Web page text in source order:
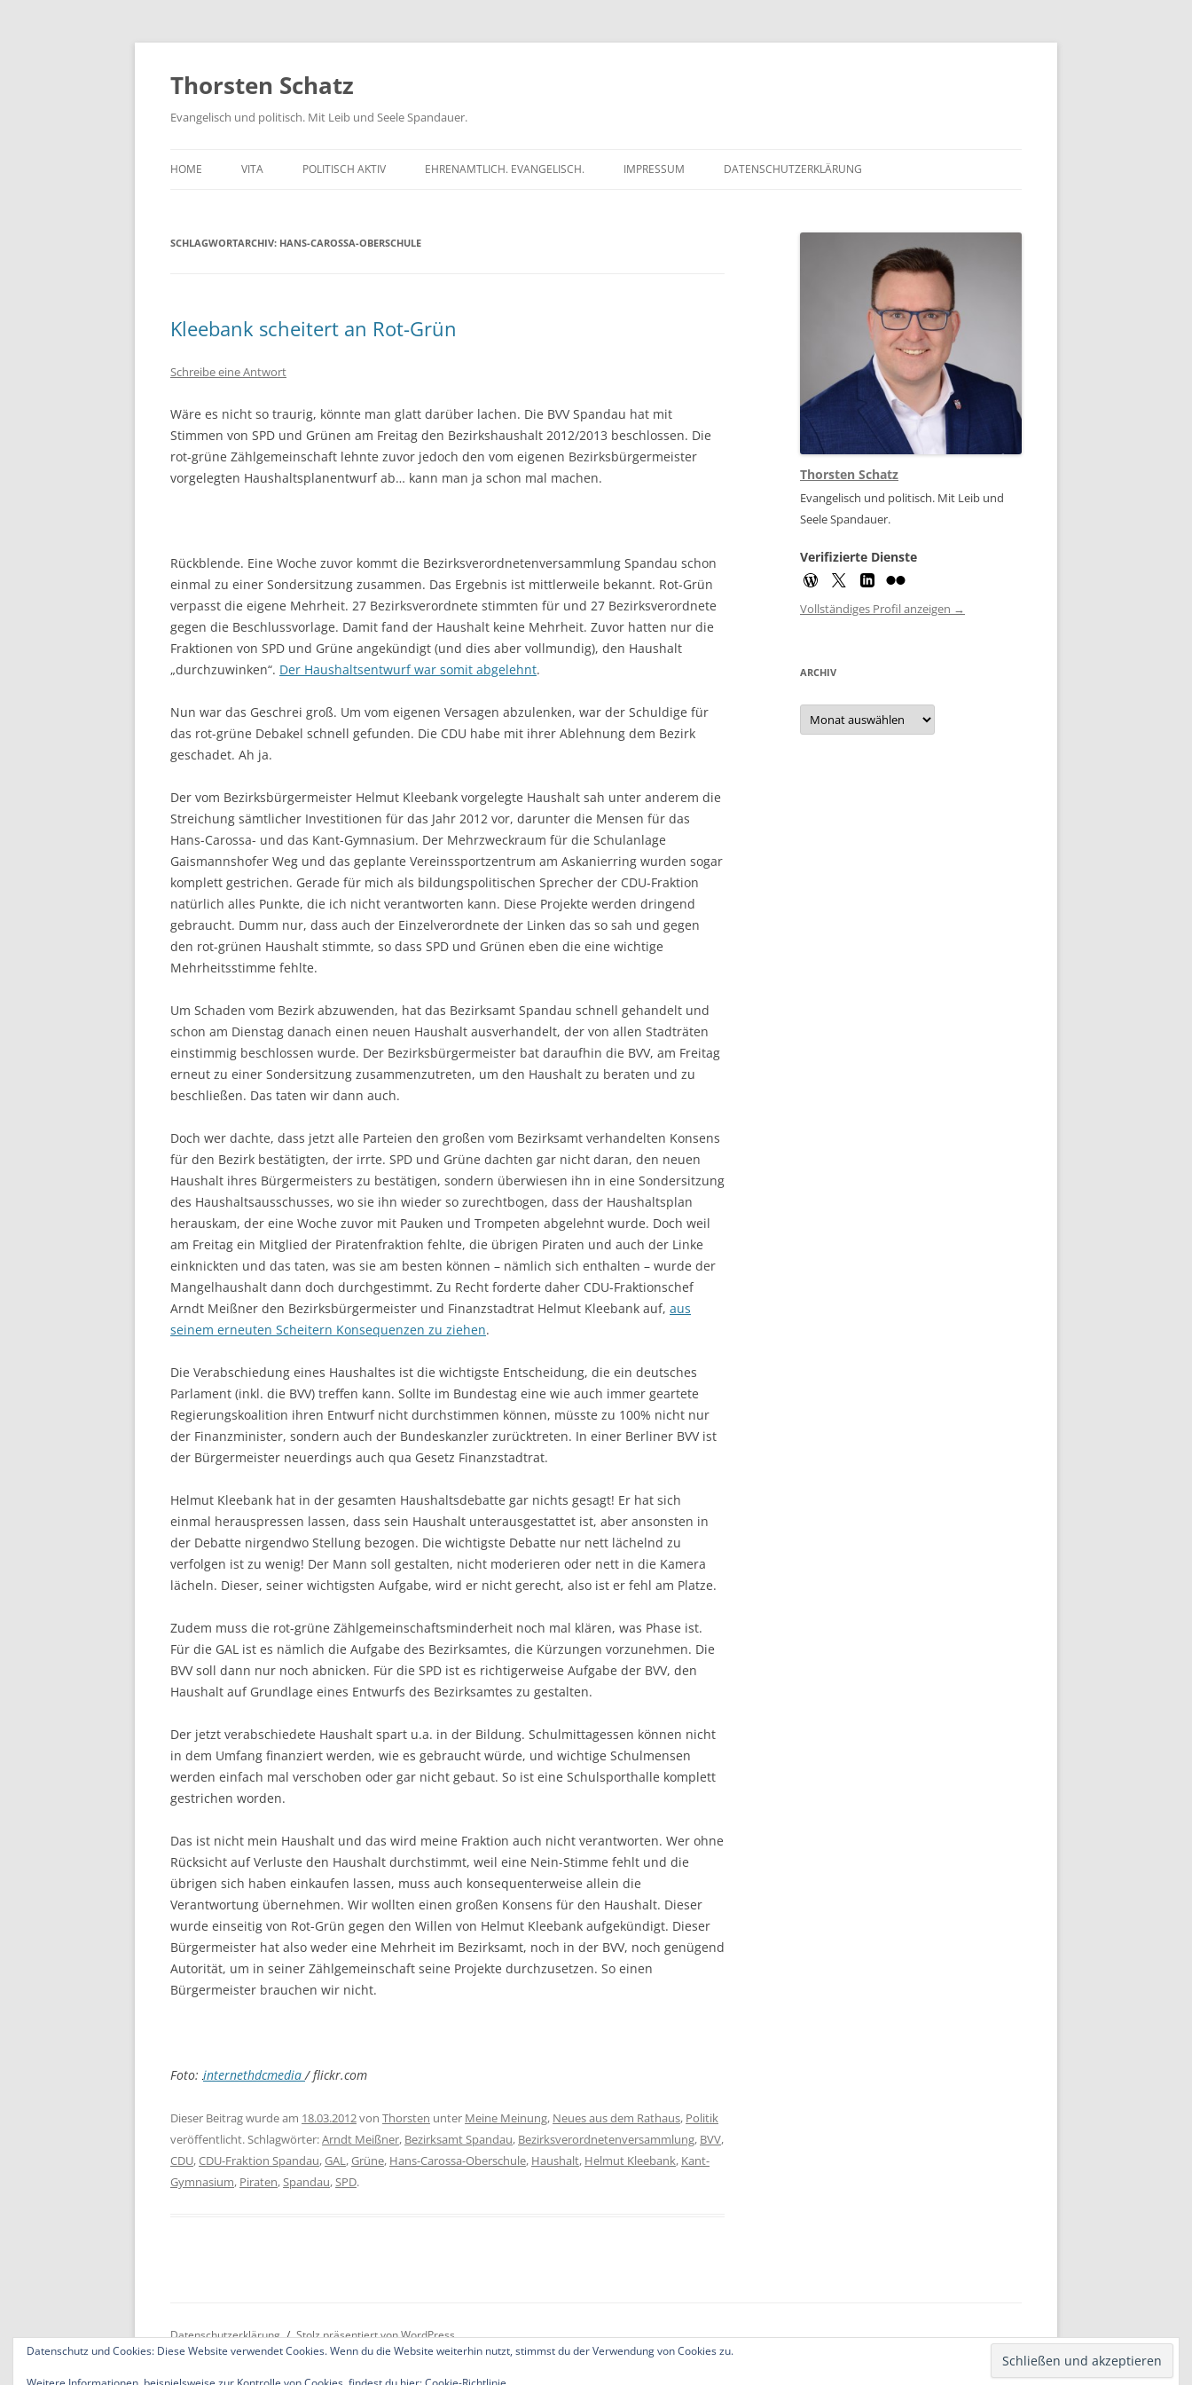
Zum
springen
Thorsten Schatz
Evangelisch und politisch. Mit Leib und Seele Spandauer.
HOME VITA POLITISCH AKTIV
SCHRIFTLICHE ANFRAGEN
EHRENAMTLICH. EVANGELISCH. IMPRESSUM DATENSCHUTZERKLÄRUNG
SCHLAGWORTARCHIV: HANS-CAROSSA-OBERSCHULE
Kleebank scheitert an Rot-Grün
Schreibe eine Antwort
Wäre es nicht so traurig, könnte man glatt darüber lachen. Die BVV Spandau hat mit
Stimmen von SPD und Grünen am Freitag den Bezirkshaushalt 2012/2013 beschlossen. Die
rot-grüne Zählgemeinschaft lehnte zuvor jedoch den vom eigenen Bezirksbürgermeister
vorgelegten Haushaltsplanentwurf ab… kann man ja schon mal machen.
Rückblende. Eine Woche zuvor kommt die Bezirksverordnetenversammlung Spandau schon
einmal zu einer Sondersitzung zusammen. Das Ergebnis ist mittlerweile bekannt. Rot-Grün
verpasst die eigene Mehrheit. 27 Bezirksverordnete stimmten für und 27 Bezirksverordnete
gegen die Beschlussvorlage. Damit fand der Haushalt keine Mehrheit. Zuvor hatten nur die
Fraktionen von SPD und Grüne angekündigt (und dies aber vollmundig), den Haushalt
„durchzuwinken“. Der Haushaltsentwurf war somit abgelehnt.
Nun war das Geschrei groß. Um vom eigenen Versagen abzulenken, war der Schuldige für
das rot-grüne Debakel schnell gefunden. Die CDU habe mit ihrer Ablehnung dem Bezirk
geschadet. Ah ja.
Der vom Bezirksbürgermeister Helmut Kleebank vorgelegte Haushalt sah unter anderem die
Streichung sämtlicher Investitionen für das Jahr 2012 vor, darunter die Mensen für das
Hans-Carossa- und das Kant-Gymnasium. Der Mehrzweckraum für die Schulanlage
Gaismannshofer Weg und das geplante Vereinssportzentrum am Askanierring wurden sogar
komplett gestrichen. Gerade für mich als bildungspolitischen Sprecher der CDU-Fraktion
natürlich alles Punkte, die ich nicht verantworten kann. Diese Projekte werden dringend
gebraucht. Dumm nur, dass auch der Einzelverordnete der Linken das so sah und gegen
den rot-grünen Haushalt stimmte, so dass SPD und Grünen eben die eine wichtige
Mehrheitsstimme fehlte.
Um Schaden vom Bezirk abzuwenden, hat das Bezirksamt Spandau schnell gehandelt und
schon am Dienstag danach einen neuen Haushalt ausverhandelt, der von allen Stadträten
einstimmig beschlossen wurde. Der Bezirksbürgermeister bat daraufhin die BVV, am Freitag
erneut zu einer Sondersitzung zusammenzutreten, um den Haushalt zu beraten und zu
beschließen. Das taten wir dann auch.
Doch wer dachte, dass jetzt alle Parteien den großen vom Bezirksamt verhandelten Konsens
für den Bezirk bestätigten, der irrte. SPD und Grüne dachten gar nicht daran, den neuen
Haushalt ihres Bürgermeisters zu bestätigen, sondern überwiesen ihn in eine Sondersitzung
des Haushaltsausschusses, wo sie ihn wieder so zurechtbogen, dass der Haushaltsplan
herauskam, der eine Woche zuvor mit Pauken und Trompeten abgelehnt wurde. Doch weil
am Freitag ein Mitglied der Piratenfraktion fehlte, die übrigen Piraten und auch der Linke
einknickten und das taten, was sie am besten können – nämlich sich enthalten – wurde der
Mangelhaushalt dann doch durchgestimmt. Zu Recht forderte daher CDU-Fraktionschef
Arndt Meißner den Bezirksbürgermeister und Finanzstadtrat Helmut Kleebank auf, aus
seinem erneuten Scheitern Konsequenzen zu ziehen.
Die Verabschiedung eines Haushaltes ist die wichtigste Entscheidung, die ein deutsches
Parlament (inkl. die BVV) treffen kann. Sollte im Bundestag eine wie auch immer geartete
Regierungskoalition ihren Entwurf nicht durchstimmen können, müsste zu 100% nicht nur
der Finanzminister, sondern auch der Bundeskanzler zurücktreten. In einer Berliner BVV ist
der Bürgermeister neuerdings auch qua Gesetz Finanzstadtrat.
Helmut Kleebank hat in der gesamten Haushaltsdebatte gar nichts gesagt! Er hat sich
einmal herauspressen lassen, dass sein Haushalt unterausgestattet ist, aber ansonsten in
der Debatte nirgendwo Stellung bezogen. Die wichtigste Debatte nur nett lächelnd zu
verfolgen ist zu wenig! Der Mann soll gestalten, nicht moderieren oder nett in die Kamera
lächeln. Dieser, seiner wichtigsten Aufgabe, wird er nicht gerecht, also ist er fehl am Platze.
Zudem muss die rot-grüne Zählgemeinschaftsminderheit noch mal klären, was Phase ist.
Für die GAL ist es nämlich die Aufgabe des Bezirksamtes, die Kürzungen vorzunehmen. Die
BVV soll dann nur noch abnicken. Für die SPD ist es richtigerweise Aufgabe der BVV, den
Haushalt auf Grundlage eines Entwurfs des Bezirksamtes zu gestalten.
Der jetzt verabschiedete Haushalt spart u.a. in der Bildung. Schulmittagessen können nicht
in dem Umfang finanziert werden, wie es gebraucht würde, und wichtige Schulmensen
werden einfach mal verschoben oder gar nicht gebaut. So ist eine Schulsporthalle komplett
gestrichen worden.
Das ist nicht mein Haushalt und das wird meine Fraktion auch nicht verantworten. Wer ohne
Rücksicht auf Verluste den Haushalt durchstimmt, weil eine Nein-Stimme fehlt und die
übrigen sich haben einkaufen lassen, muss auch konsequenterweise allein die
Verantwortung übernehmen. Wir wollten einen großen Konsens für den Haushalt. Dieser
wurde einseitig von Rot-Grün gegen den Willen von Helmut Kleebank aufgekündigt. Dieser
Bürgermeister hat also weder eine Mehrheit im Bezirksamt, noch in der BVV, noch genügend
Autorität, um in seiner Zählgemeinschaft seine Projekte durchzusetzen. So einen
Bürgermeister brauchen wir nicht.
Foto: internethdcmedia/ flickr.com
Dieser Beitrag wurde am 18.03.2012von Thorsten unter Meine Meinung, Neues aus dem Rathaus, Politik
veröffentlicht. Schlagwörter:Arndt Meißner, Bezirksamt Spandau, Bezirksverordnetenversammlung, BVV,
CDU,CDU-Fraktion Spandau,GAL,Grüne, Hans-Carossa-Oberschule, Haushalt, Helmut Kleebank, Kant-
Gymnasium, Piraten,Spandau,SPD.
Thorsten Schatz
Evangelisch und politisch. Mit Leib und
Seele Spandauer.
Verifizierte Dienste
Vollständiges Profil anzeigen →
ARCHIV
Archiv
Datenschutzerklärung
Stolz präsentiert von WordPress
Datenschutz und Cookies: Diese Website verwendet Cookies. Wenn du die Website weiterhin nutzt, stimmst du der Verwendung von Cookies zu.